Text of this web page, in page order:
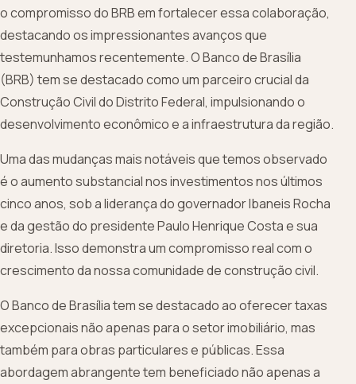
o compromisso do BRB em fortalecer essa colaboração,
destacando os impressionantes avanços que
testemunhamos recentemente. O Banco de Brasília
(BRB) tem se destacado como um parceiro crucial da
Construção Civil do Distrito Federal, impulsionando o
desenvolvimento econômico e a infraestrutura da região.
Uma das mudanças mais notáveis que temos observado
é o aumento substancial nos investimentos nos últimos
cinco anos, sob a liderança do governador Ibaneis Rocha
e da gestão do presidente Paulo Henrique Costa e sua
diretoria. Isso demonstra um compromisso real com o
crescimento da nossa comunidade de construção civil.
O Banco de Brasília tem se destacado ao oferecer taxas
excepcionais não apenas para o setor imobiliário, mas
também para obras particulares e públicas. Essa
abordagem abrangente tem beneficiado não apenas a